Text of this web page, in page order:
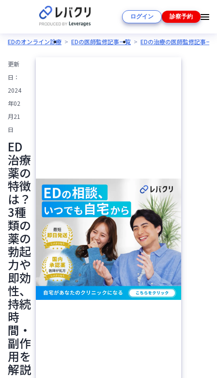
ログイン 診察予約
EDのオンライン診療 EDの医師監修記事一覧 EDの治療の医師監修記事一覧
更新
日：
2024
年02
月21
日
ED
治療
薬の
特徴
は？
3種
類の
薬の
勃起
力や
即効
性、
持続
時
間・
副作
用を
解説